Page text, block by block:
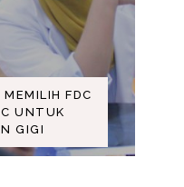
FDC
UNTUK
GIGI